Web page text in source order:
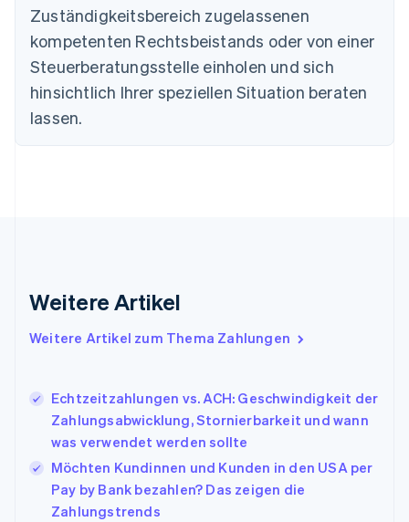
Zuständigkeitsbereich zugelassenen
kompetenten Rechtsbeistands oder von einer
Steuerberatungsstelle einholen und sich
hinsichtlich Ihrer speziellen Situation beraten
lassen.
Weitere Artikel
Weitere Artikel zum Thema Zahlungen
Echtzeitzahlungen vs. ACH: Geschwindigkeit der
Zahlungsabwicklung, Stornierbarkeit und wann
was verwendet werden sollte
Möchten Kundinnen und Kunden in den USA per
Pay by Bank bezahlen? Das zeigen die
Zahlungstrends
Dänemark
English
Deutschland
DeutschEnglish
English
Festlandchina
Indien
Irland
ItalianoEnglish
Japan
EnglishFrançais
Kroatien
EnglishItaliano